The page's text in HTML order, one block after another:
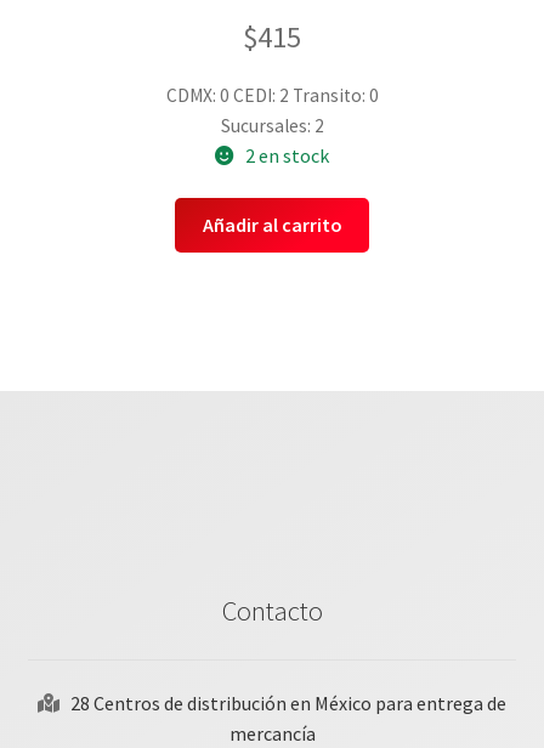
$415
CDMX: 0 CEDI: 2 Transito: 0
Sucursales: 2
2 en stock
Añadir al carrito
Contacto
28 Centros de distribución en México para entrega de
mercancía